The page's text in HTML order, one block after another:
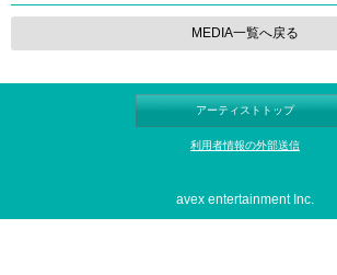
MEDIA一覧へ戻る
アーティストトップ
利用者情報の外部送信
avex entertainment Inc.
GOODS